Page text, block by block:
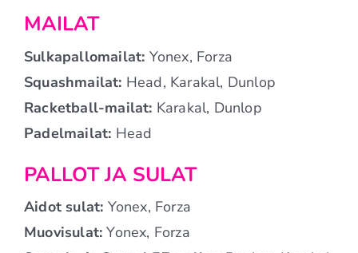
MAILAT
Sulkapallomailat: Yonex, Forza
Squashmailat: Head, Karakal, Dunlop
Racketball-mailat: Karakal, Dunlop
Padelmailat: Head
PALLOT JA SULAT
Aidot sulat: Yonex, Forza
Muovisulat: Yonex, Forza